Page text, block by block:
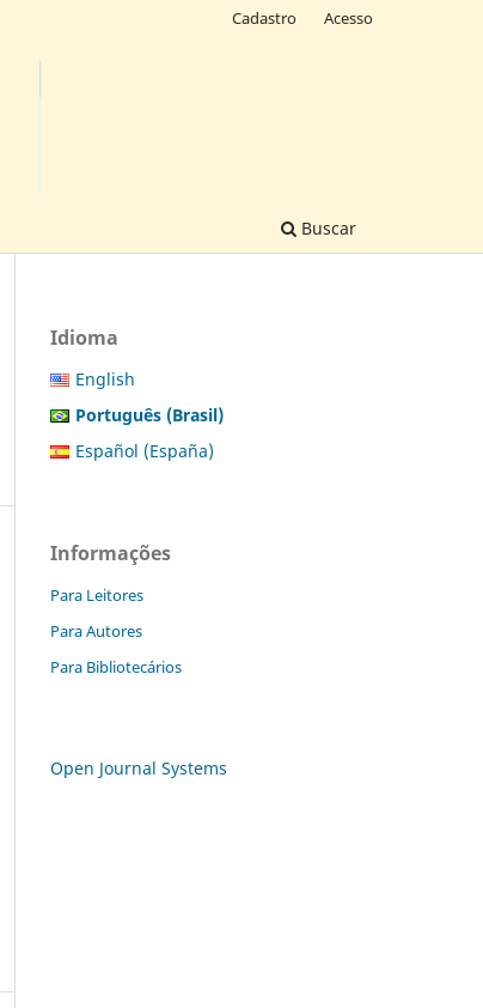
Buscar
Cadastro Acesso
Idioma
English
Português (Brasil)
Español (España)
Informações
Para Leitores
Para Autores
Para Bibliotecários
Open Journal Systems